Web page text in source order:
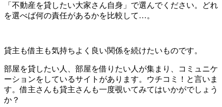
「不動産を貸したい大家さん自身」で選んでください。どれ
を選べば何の責任があるかを比較して…。
貸主も借主も気持ちよく良い関係を続けたいものです。
部屋を貸したい人、部屋を借りたい人が集まり、コミュニケ
ーションをしているサイトがあります。ウチコミ！と言いま
す。借主さんも貸主さんも一度覗いてみてはいかがでしょう
か？